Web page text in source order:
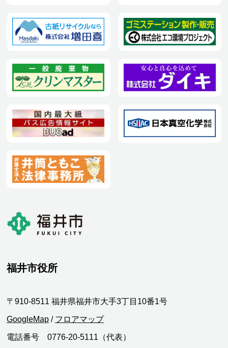
福井市役所
〒910-8511 福井県福井市大手3丁目10番1号
GoogleMap / フロアマップ
電話番号 0776-20-5111（代表）